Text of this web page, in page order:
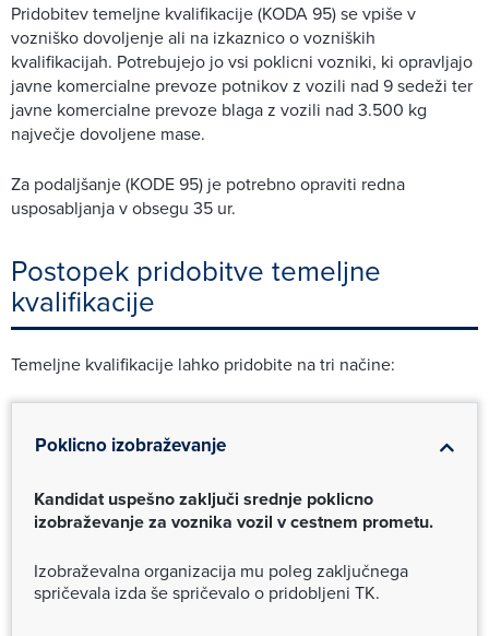
Pridobitev temeljne kvalifikacije (KODA 95) se vpiše v
vozniško dovoljenje ali na izkaznico o vozniških
kvalifikacijah. Potrebujejo jo vsi poklicni vozniki, ki opravljajo
javne komercialne prevoze potnikov z vozili nad 9 sedeži ter
javne komercialne prevoze blaga z vozili nad 3.500 kg
največje dovoljene mase.
Za podaljšanje (KODE 95) je potrebno opraviti redna
usposabljanja v obsegu 35 ur.
Postopek pridobitve temeljne
kvalifikacije
Temeljne kvalifikacije lahko pridobite na tri načine:
Poklicno izobraževanje
Kandidat uspešno zaključi srednje poklicno
izobraževanje za voznika vozil v cestnem prometu.
Izobraževalna organizacija mu poleg zaključnega
spričevala izda še spričevalo o pridobljeni TK.